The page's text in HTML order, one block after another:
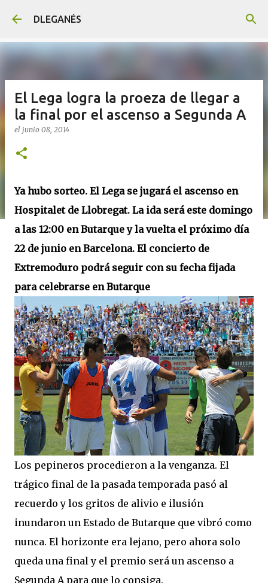
DLEGANÉS
El Lega logra la proeza de llegar a
la final por el ascenso a Segunda A
el junio 08, 2014
Ya hubo sorteo. El Lega se jugará el ascenso en
Hospitalet de Llobregat. La ida será este domingo
a las 12:00 en Butarque y la vuelta el próximo día
22 de junio en Barcelona. El concierto de
Extremoduro podrá seguir con su fecha fijada
para celebrarse en Butarque
Los pepineros procedieron a la venganza. El
trágico final de la pasada temporada pasó al
recuerdo y los gritos de alivio e ilusión
inundaron un Estado de Butarque que vibró como
nunca. El horizonte era lejano, pero ahora solo
queda una final y el premio será un ascenso a
Segunda A para que lo consiga.